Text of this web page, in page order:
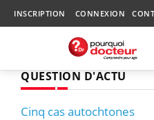
INSCRIPTION CONNEXION
QUESTION D'ACTU
Cinq cas autochtones